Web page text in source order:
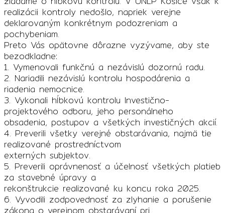
realizácii kontroly nedošlo, napriek verejne
deklarovaným konkrétnym podozreniam a
pochybeniam.
Preto Vás opätovne dôrazne vyzývame, aby ste
bezodkladne:
1. Vymenovali funkčnú a nezávislú dozornú radu.
2. Nariadili nezávislú kontrolu hospodárenia a
riadenia nemocnice.
3. Vykonali hĺbkovú kontrolu Investično-
projektového odboru, jeho personálneho
obsadenia, postupov a všetkých investičných akcií.
4. Preverili všetky verejné obstarávania, najmä tie
realizované prostredníctvom
externých subjektov.
5. Preverili oprávnenosť a účelnosť všetkých platieb
za stavebné úpravy a
rekonštrukcie realizované ku koncu roka 2025.
6. Vyvodili zodpovednosť za zlyhanie a porušenie
zákona o verejnom obstarávaní pri